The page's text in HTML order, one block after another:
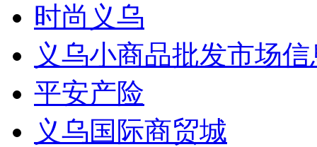
时尚义乌
义乌小商品批发市场
平安产险
义乌国际商贸城